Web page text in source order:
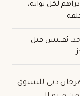
4–6 دراهم لكل بوابة،
يُقتبس قبل
دبي للتسوق